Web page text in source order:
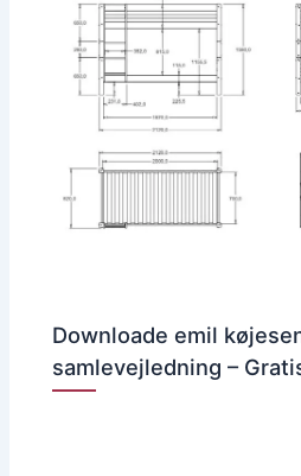
Downloade emil
samlevejledning –